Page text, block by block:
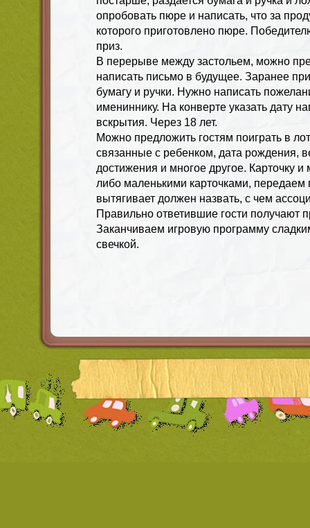
опробовать пюре и написать, что за
которого приготовлено пюре.
приз.
В перерыве между застольем, можно
написать письмо в будущее. Заранее
бумагу и ручки. Нужно написать
имениннику. На конверте указать дату
вскрытия. Через 18 лет.
Можно предложить гостям поиграть в
связанные с ребенком, дата рождения,
достижения и многое другое. Карточку
либо маленькими карточками, передаем
вытягивает должен назвать, с чем
Правильно ответившие гости получают
Заканчиваем игровую программу
свечкой.